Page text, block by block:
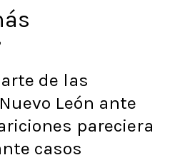
de las
León ante
pareciera
casos